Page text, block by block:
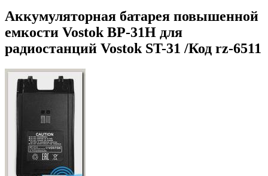
Аккумуляторная батарея повышенной
емкости Vostok BP-31Н для
радиостанций Vostok ST-31 /Код rz-6511